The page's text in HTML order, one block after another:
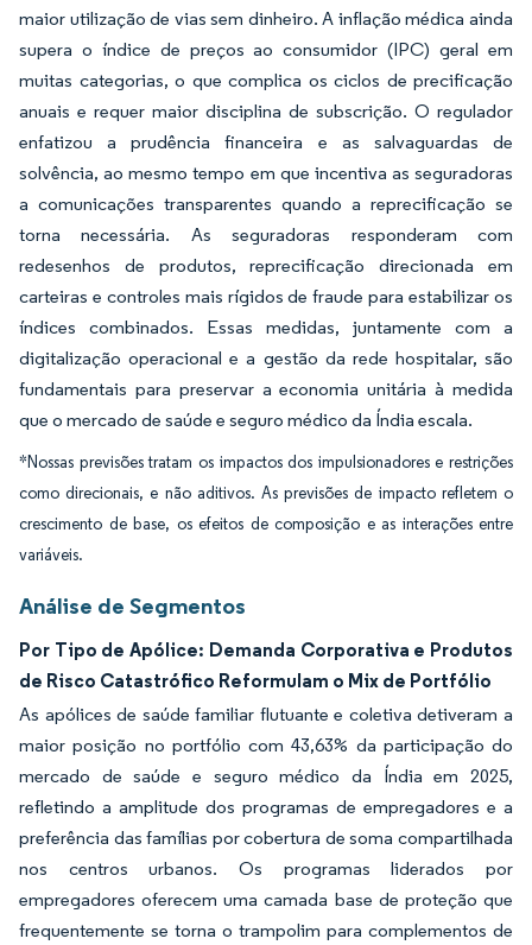
maior utilização de vias sem dinheiro. A inflação médica ainda
supera o índice de preços ao consumidor (IPC) geral em
muitas categorias, o que complica os ciclos de precificação
anuais e requer maior disciplina de subscrição. O regulador
enfatizou a prudência financeira e as salvaguardas de
solvência, ao mesmo tempo em que incentiva as seguradoras
a comunicações transparentes quando a reprecificação se
torna necessária. As seguradoras responderam com
redesenhos de produtos, reprecificação direcionada em
carteiras e controles mais rígidos de fraude para estabilizar os
índices combinados. Essas medidas, juntamente com a
digitalização operacional e a gestão da rede hospitalar, são
fundamentais para preservar a economia unitária à medida
que o mercado de saúde e seguro médico da Índia escala.
*Nossas previsões tratam os impactos dos impulsionadores e restrições
como direcionais, e não aditivos. As previsões de impacto refletem o
crescimento de base, os efeitos de composição e as interações entre
variáveis.
Análise de Segmentos
Por Tipo de Apólice: Demanda Corporativa e Produtos
de Risco Catastrófico Reformulam o Mix de Portfólio
As apólices de saúde familiar flutuante e coletiva detiveram a
maior posição no portfólio com 43,63% da participação do
mercado de saúde e seguro médico da Índia em 2025,
refletindo a amplitude dos programas de empregadores e a
preferência das famílias por cobertura de soma compartilhada
nos centros urbanos. Os programas liderados por
empregadores oferecem uma camada base de proteção que
frequentemente se torna o trampolim para complementos de